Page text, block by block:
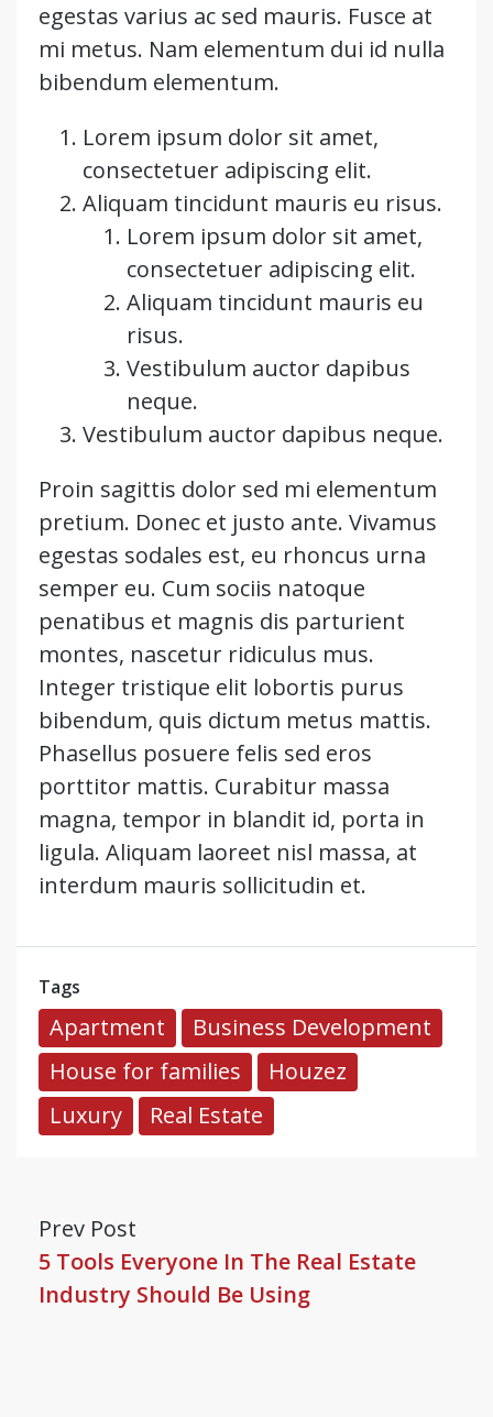
egestas varius ac sed mauris. Fusce at
mi metus. Nam elementum dui id nulla
bibendum elementum.
Lorem ipsum dolor sit amet,
consectetuer adipiscing elit.
Aliquam tincidunt mauris eu risus.
Lorem ipsum dolor sit amet,
consectetuer adipiscing elit.
Aliquam tincidunt mauris eu
risus.
Vestibulum auctor dapibus
neque.
Vestibulum auctor dapibus neque.
Proin sagittis dolor sed mi elementum
pretium. Donec et justo ante. Vivamus
egestas sodales est, eu rhoncus urna
semper eu. Cum sociis natoque
penatibus et magnis dis parturient
montes, nascetur ridiculus mus.
Integer tristique elit lobortis purus
bibendum, quis dictum metus mattis.
Phasellus posuere felis sed eros
porttitor mattis. Curabitur massa
magna, tempor in blandit id, porta in
ligula. Aliquam laoreet nisl massa, at
interdum mauris sollicitudin et.
Tags
Apartment
Business Development
House for families
Houzez
Luxury
Real Estate
Prev Post
5 Tools Everyone In The Real Estate
Industry Should Be Using